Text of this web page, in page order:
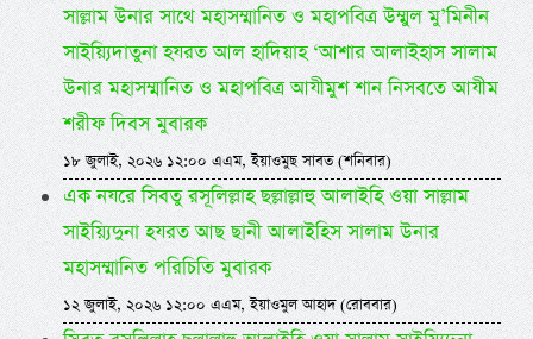
সাল্লাম উনার সাথে মহাসম্মানিত ও মহাপবিত্র উম্মুল মু’মিনীন
সাইয়্যিদাতুনা হযরত আল হাদিয়াহ ‘আশার আলাইহাস সালাম
উনার মহাসম্মানিত ও মহাপবিত্র আযীমুশ শান নিসবতে আযীম
শরীফ দিবস মুবারক
১৮ জুলাই, ২০২৬ ১২:০০ এএম, ইয়াওমুছ সাবত (শনিবার)
এক নযরে সিবতু রসূলিল্লাহ ছল্লাল্লাহু আলাইহি ওয়া সাল্লাম
সাইয়্যিদুনা হযরত আছ ছানী আলাইহিস সালাম উনার
মহাসম্মানিত পরিচিতি মুবারক
১২ জুলাই, ২০২৬ ১২:০০ এএম, ইয়াওমুল আহাদ (রোববার)